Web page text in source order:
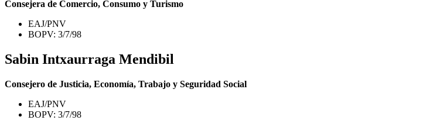
Consejera de Comercio, Consumo y Turismo
EAJ/PNV
BOPV: 3/7/98
Sabin Intxaurraga Mendibil
Consejero de Justicia, Economía, Trabajo y Seguridad Social
EAJ/PNV
BOPV: 3/7/98